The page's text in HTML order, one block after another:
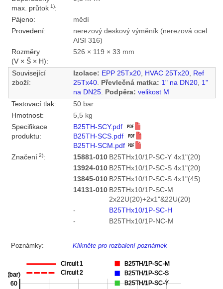
max. průtok1):
Pájeno:
mědí
Provedení:
nerezový deskový výměník (nerezová ocel
AISI 316)
Rozměry
(V × Š × H):
526 × 119 × 33 mm
Související
zboží:
Izolace: EPP 25Tx20, HVAC 25Tx20,
Ref
25Tx40. Převlečná matka: 1" na DN20, 1"
na DN25. Podpěra: velikost M
Testovací tlak:
50 bar
Hmotnost:
5,5 kg
Specifikace
produktu:
B25TH-SCY.pdf
B25TH-SCS.pdf
B25TH-SCM.pdf
Značení2): 15881-010 B25THx10/1P-SC-Y 4x1"(20)
13924-010 B25THx10/1P-SC-S 4x1"(20)
13845-010 B25THx10/1P-SC-S 4x1"(45)
14131-010 B25THx10/1P-SC-M
2x22U(20)+2x1"&22U(20)
-
B25THx10/1P-SC-H
-
B25THx10/1P-NC-M
Poznámky: Klikněte pro rozbalení poznámek